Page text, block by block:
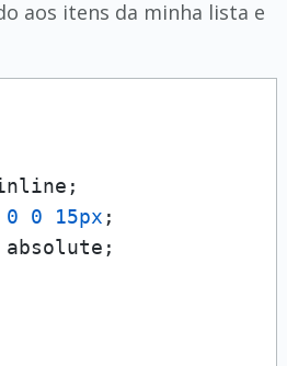
aos itens da minha lista e
0 0 15px ;